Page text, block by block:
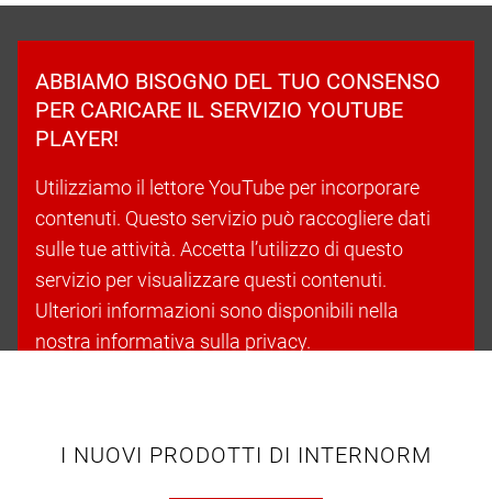
ABBIAMO BISOGNO DEL TUO CONSENSO
PER CARICARE IL SERVIZIO YOUTUBE
PLAYER!
Utilizziamo il lettore YouTube per incorporare
contenuti. Questo servizio può raccogliere dati
sulle tue attività. Accetta l’utilizzo di questo
servizio per visualizzare questi contenuti.
Ulteriori informazioni sono disponibili nella
nostra informativa sulla privacy.
I NUOVI PRODOTTI DI INTERNORM